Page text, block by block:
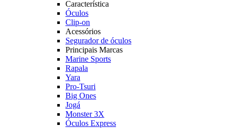
Característica
Óculos
Clip-on
Acessórios
Segurador de óculos
Principais Marcas
Marine Sports
Rapala
Yara
Pro-Tsuri
Big Ones
Jogá
Monster 3X
Óculos Express